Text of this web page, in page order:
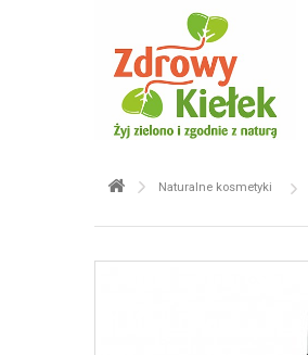
Naturalne kosmetyki